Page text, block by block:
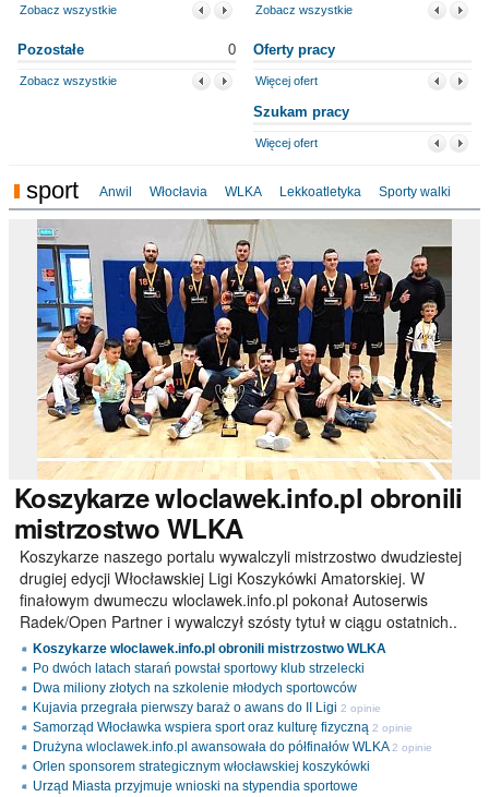
Zobacz wszystkie Zobacz wszystkie
Pozostałe 0
Zobacz wszystkie
Oferty pracy
Więcej ofert
Szukam pracy
Więcej ofert
sport Anwil Włocłavia WLKA Lekkoatletyka Sporty walki
Koszykarzewloclawek.info.pl obronili
mistrzostwo WLKA
Koszykarze naszego portalu wywalczyli mistrzostwo dwudziestej
drugiej edycji Włocławskiej Ligi Koszykówki Amatorskiej. W
finałowym dwumeczu wloclawek.info.pl pokonał Autoserwis
Radek/Open Partner i wywalczył szósty tytuł w ciągu ostatnich..
Koszykarze wloclawek.info.pl obronili mistrzostwo WLKA
Po dwóch latach starań powstał sportowy klub strzelecki
Dwa miliony złotych na szkolenie młodych sportowców
Kujavia przegrała pierwszy baraż o awans do II Ligi 2 opinie
Samorząd Włocławka wspiera sport oraz kulturę fizyczną 2 opinie
Drużyna wloclawek.info.pl awansowała do półfinałów WLKA 2 opinie
Orlen sponsorem strategicznym włocławskiej koszykówki
Urząd Miasta przyjmuje wnioski na stypendia sportowe